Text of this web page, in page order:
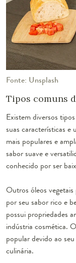
Fonte: Unsplash
Tipos comuns
Existem diversos
suas características e
mais populares e
sabor suave e
conhecido por ser
Outros óleos
por seu sabor rico e
possui propriedades
indústria cosmética.
popular devido ao
culinária.